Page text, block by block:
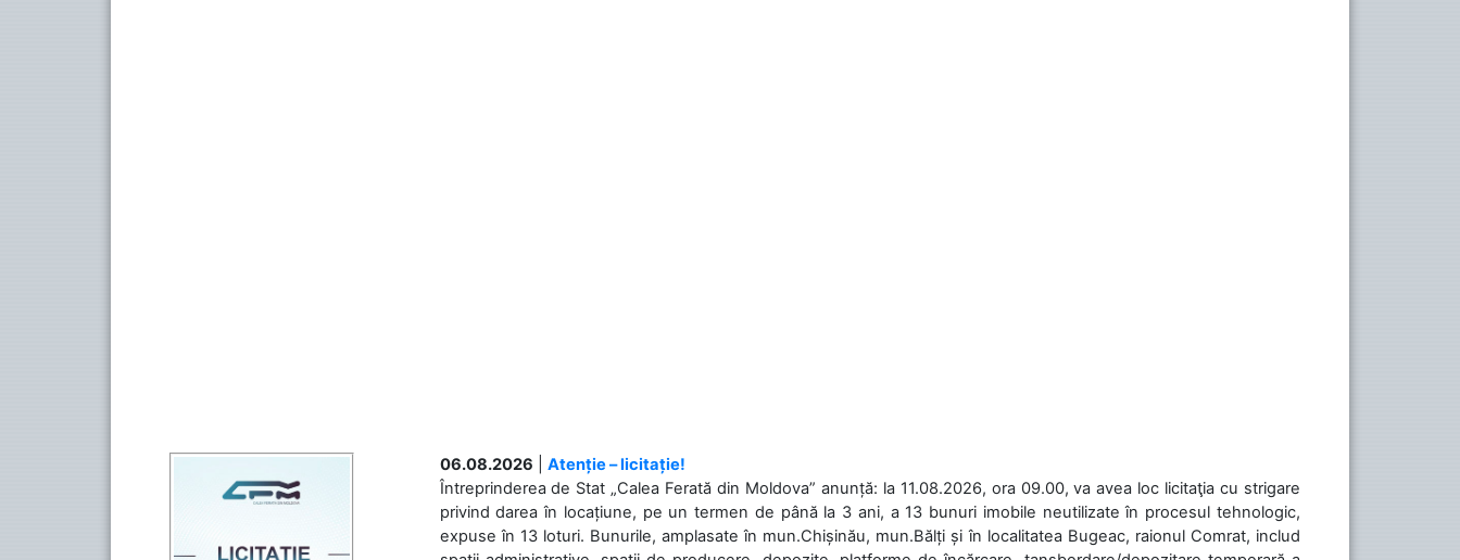
06.08.2026
Atenție – licitație!
Întreprinderea de Stat „Calea Ferată din Moldova” anunță: la 11.08.2026, ora 09.00, va avea loc licitaţia cu strigare
privind darea în locațiune, pe un termen de până la 3 ani, a 13 bunuri imobile neutilizate în procesul tehnologic,
expuse în 13 loturi. Bunurile, amplasate în mun.Chișinău, mun.Bălți și în localitatea Bugeac, raionul Comrat, includ